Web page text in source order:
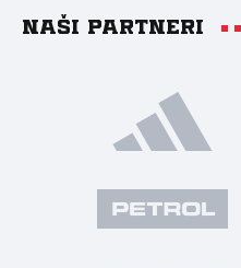
Naši partneri